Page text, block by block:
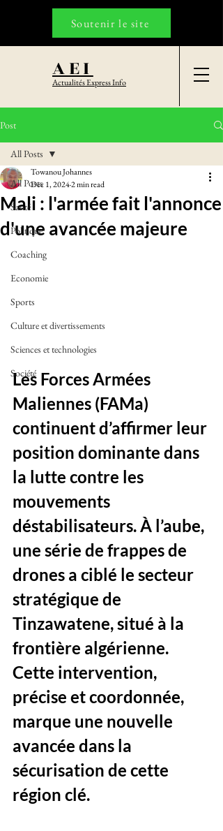
AEI
Actualités Express Info
Soutenir le site
Post
All Posts
Santé
Politique
Coaching
Economie
Sports
Culture et divertissements
Sciences et technologies
Société
All Posts
Mali : l'armée fait l'annonce
d'une avancée majeure
Towanou Johannes
Dec 1, 20242 min read
Les Forces Armées
Maliennes (FAMa)
continuent d’affirmer leur
position dominante dans
la lutte contre les
mouvements
déstabilisateurs. À l’aube,
une série de frappes de
drones a ciblé le secteur
stratégique de
Tinzawatene, situé à la
frontière algérienne.
Cette intervention,
précise et coordonnée,
marque une nouvelle
avancée dans la
sécurisation de cette
région clé.